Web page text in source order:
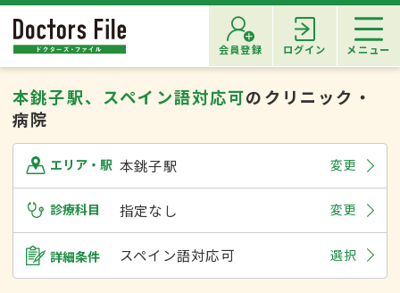
会員登録 ログイン メニュー
本銚子駅、スペイン語対応可のクリニック・
病院
エリア・駅 本銚子駅 変更
診療科目 指定なし 変更
詳細条件 スペイン語対応可 選択